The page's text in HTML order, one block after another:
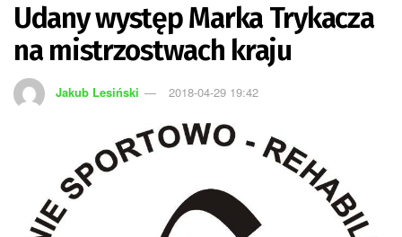
Udany występ Marka Trykacza
na mistrzostwach kraju
Jakub Lesiński 2018-04-29 19:42